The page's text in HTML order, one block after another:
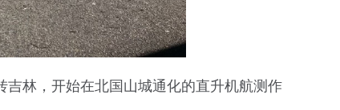
林，开始在北国山城通化的直升机航测作